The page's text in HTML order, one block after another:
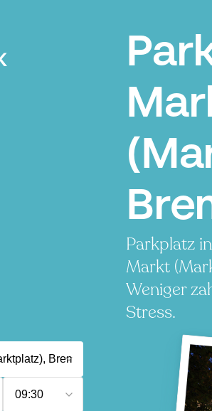
Parkplatz
Markt
Weniger
Stress.
09:30